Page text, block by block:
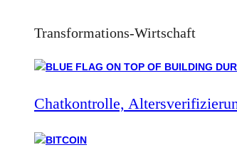
Transformations-Wirtschaft
Chatkontrolle,